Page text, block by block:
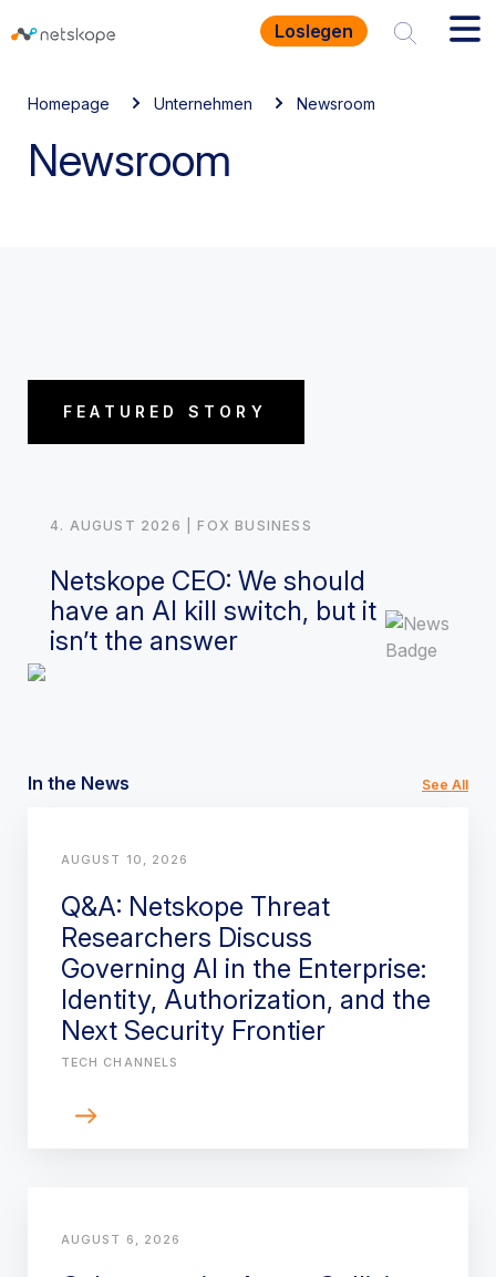
Loslegen
Homepage Unternehmen Newsroom
Newsroom
FEATURED STORY
4. AUGUST 2026 | FOX BUSINESS
Netskope CEO: We should
have an AI kill switch, but it
isn’t the answer
In the News See All
AUGUST 10, 2026
Q&A: Netskope Threat
Researchers Discuss
Governing AI in the Enterprise:
Identity, Authorization, and the
Next Security Frontier
TECH CHANNELS
AUGUST 6, 2026